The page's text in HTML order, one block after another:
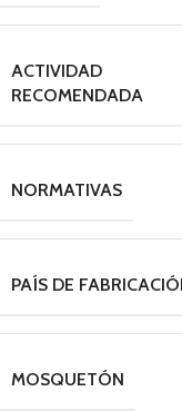
ACTIVIDAD
RECOMENDADA
NORMATIVAS
PAÍS DE
MOSQUETÓN